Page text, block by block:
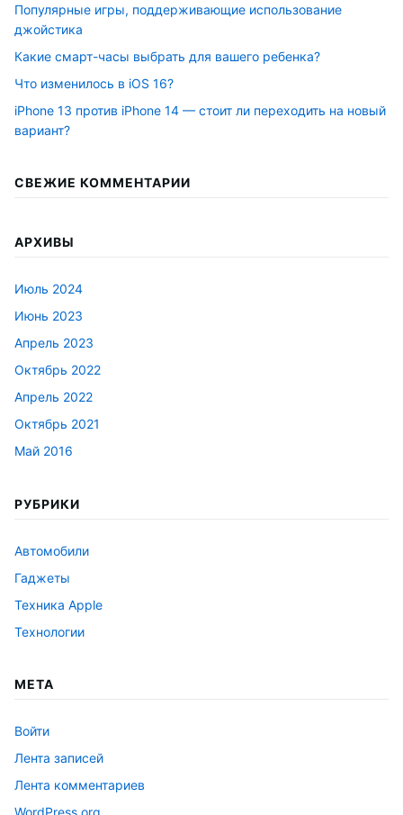
Популярные игры, поддерживающие использование
джойстика
Какие смарт-часы выбрать для вашего ребенка?
Что изменилось в iOS 16?
iPhone 13 против iPhone 14 — стоит ли переходить на новый
вариант?
СВЕЖИЕ КОММЕНТАРИИ
АРХИВЫ
Июль 2024
Июнь 2023
Апрель 2023
Октябрь 2022
Апрель 2022
Октябрь 2021
Май 2016
РУБРИКИ
Автомобили
Гаджеты
Техника Apple
Технологии
МЕТА
Войти
Лента записей
Лента комментариев
WordPress.org